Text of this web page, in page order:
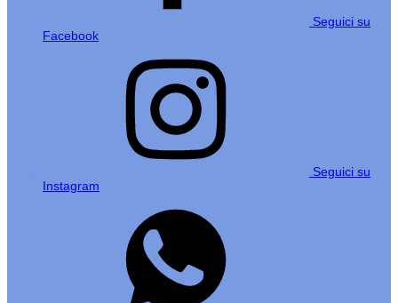
Seguici su
Facebook
Seguici su
Instagram